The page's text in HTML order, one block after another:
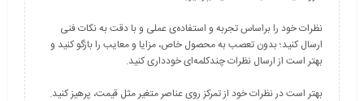
نظرات خود را براساس تجربه و استفاده‌ی عملی و با دقت به نکات فنی
ارسال کنید؛ بدون تعصب به محصول خاص، مزایا و معایب را بازگو کنید و